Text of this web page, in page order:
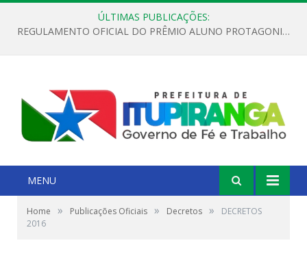
ÚLTIMAS PUBLICAÇÕES:
REGULAMENTO OFICIAL DO PRÊMIO ALUNO PROTAGONISTA – EDIÇÃO 2026
MENU
Home » Publicações Oficiais » Decretos »
DECRETOS
2016